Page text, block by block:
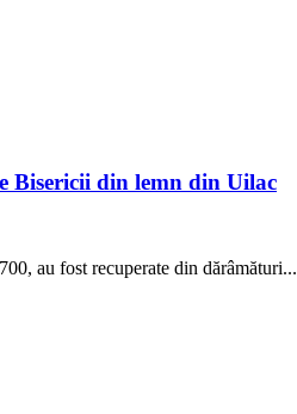
Bisericii din lemn din Uilac
au fost recuperate din dărâmături...